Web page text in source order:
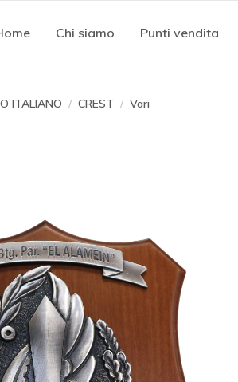
Chi siamo Punti vendita
ITALIANO CREST Vari